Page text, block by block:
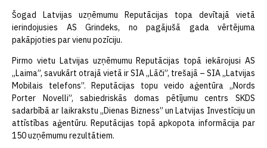
Šogad Latvijas uzņēmumu Reputācijas topa devītajā vietā
ierindojusies AS Grindeks, no pagājušā gada vērtējuma
pakāpjoties par vienu pozīciju.
Pirmo vietu Latvijas uzņēmumu Reputācijas topā iekārojusi AS
„Laima”, savukārt otrajā vietā ir SIA „Lāči”, trešajā – SIA „Latvijas
Mobilais telefons”. Reputācijas topu veido aģentūra „Nords
Porter Novelli”, sabiedriskās domas pētījumu centrs SKDS
sadarbībā ar laikrakstu „Dienas Bizness” un Latvijas Investīciju un
attīstības aģentūru. Reputācijas topā apkopota informācija par
150 uzņēmumu rezultātiem.